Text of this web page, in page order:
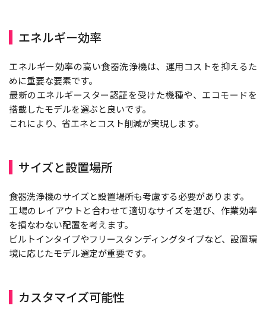
エネルギー効率
エネルギー効率の高い食器洗浄機は、運用コストを抑えるた
めに重要な要素です。
最新のエネルギースター認証を受けた機種や、エコモードを
搭載したモデルを選ぶと良いです。
これにより、省エネとコスト削減が実現します。
サイズと設置場所
食器洗浄機のサイズと設置場所も考慮する必要があります。
工場のレイアウトと合わせて適切なサイズを選び、作業効率
を損なわない配置を考えます。
ビルトインタイプやフリースタンディングタイプなど、設置環
境に応じたモデル選定が重要です。
カスタマイズ可能性